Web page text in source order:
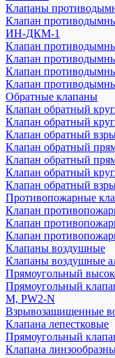
Клапаны
Клапан
ИН-ДКМ-1
Клапан
Клапан
Клапан
Клапан
Обратные клапаны
Клапан обратный
Клапан обратный
Клапан обратный
Клапан обратный
Клапан обратный
Клапан обратный
Клапан обратный
Противопожарные
Клапан
Клапан
Клапан
Клапаны воздушные
Клапаны воздушные
Прямоугольный
Прямоугольный
M, PW2-N
Взрывозащищенные
Клапана лепестковые
Прямоугольный
Клапана